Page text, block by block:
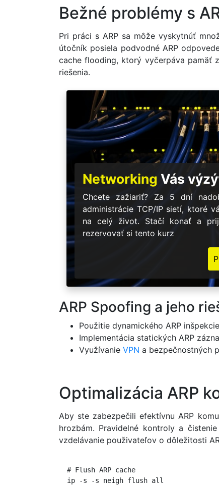
Bežné problémy s
Pri práci s ARP sa môže vyskytnúť
útočník posiela podvodné ARP
cache flooding, ktorý vyčerpáva pamäť
riešenia.
Networking Vás
Chcete zažiariť? Za 5 dní
administrácie TCP/IP sietí, ktoré
na celý život. Stačí konať a
rezervovať si tento kurz
ARP Spoofing a jeho
Použitie dynamického ARP
Implementácia statických ARP
Využívanie VPN a bezpečnostných
Optimalizácia ARP
Aby ste zabezpečili efektívnu ARP
hrozbám. Pravidelné kontroly a
vzdelávanie použivateľov o dôležitosti
  # Flush ARP cache
  ip -s -s neigh flush all